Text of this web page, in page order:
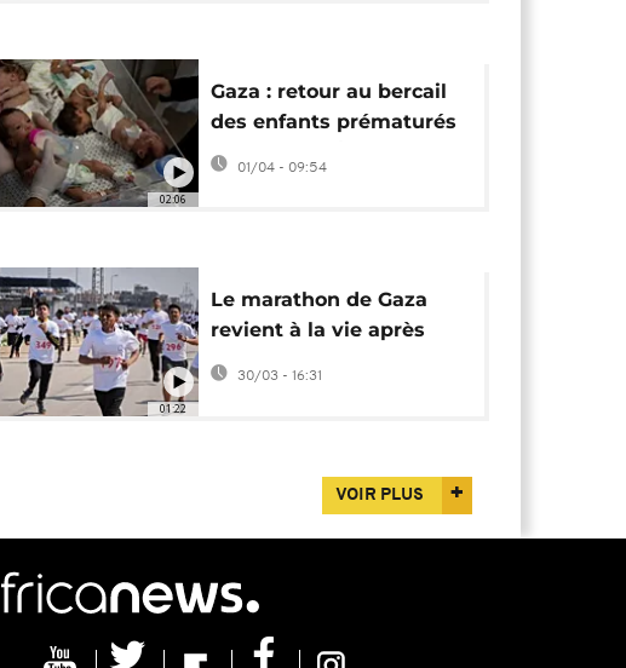
02:06
Gaza : retour au bercail
des enfants prématurés
évacués en Égypte
01/04 - 09:54
01:22
Le marathon de Gaza
revient à la vie après
des années de guerre
30/03 - 16:31
VOIR PLUS